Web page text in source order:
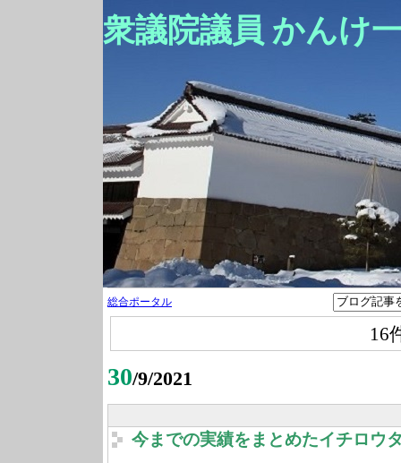
衆議院議員 かんけ
総合ポータル
16
30/9/2021
今までの実績をまとめたイチロウ